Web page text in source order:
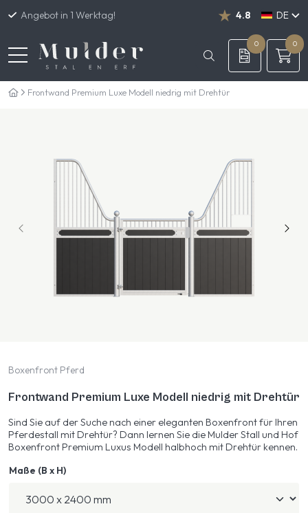
Angebot in 1 Werktag! 4.8
DE
EN
0 0
Frontwand Premium Luxe Modell niedrig mit Drehtür
Boxenfront Pferd
Frontwand Premium Luxe Modell niedrig mit Drehtür
Sind Sie auf der Suche nach einer eleganten Boxenfront für Ihren
Pferdestall mit Drehtür? Dann lernen Sie die Mulder Stall und Hof
Boxenfront Premium Luxus Modell halbhoch mit Drehtür kennen.
Maße (B x H)